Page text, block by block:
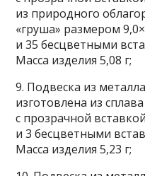
из природного
«груша» размером
и 35 бесцветными
Масса изделия 5,08 г;
9. Подвеска из
изготовлена из
с прозрачной
и 3 бесцветными
Масса изделия 5,23 г;